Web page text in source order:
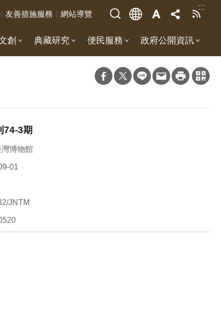
:::
友善措施服務 網站導覽
創 典藏研究 便民服務 政府公開資訊
74-3期
灣博物館
01
JNTM